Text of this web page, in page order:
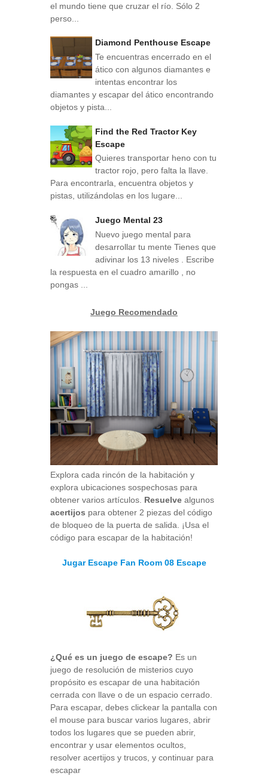
el mundo tiene que cruzar el río. Sólo 2
perso...
Diamond Penthouse Escape
Te encuentras encerrado en el
ático con algunos diamantes e
intentas encontrar los
diamantes y escapar del ático encontrando
objetos y pista...
Find the Red Tractor Key
Escape
Quieres transportar heno con tu
tractor rojo, pero falta la llave.
Para encontrarla, encuentra objetos y
pistas, utilizándolas en los lugare...
Juego Mental 23
Nuevo juego mental para
desarrollar tu mente Tienes que
adivinar los 13 niveles . Escribe
la respuesta en el cuadro amarillo , no
pongas ...
Juego Recomendado
Explora cada rincón de la habitación y
explora ubicaciones sospechosas para
obtener varios artículos. Resuelve algunos
acertijos para obtener 2 piezas del código
de bloqueo de la puerta de salida. ¡Usa el
código para escapar de la habitación!
Jugar Escape Fan Room 08 Escape
¿Qué es un juego de escape? Es un
juego de resolución de misterios cuyo
propósito es escapar de una habitación
cerrada con llave o de un espacio cerrado.
Para escapar, debes clickear la pantalla con
el mouse para buscar varios lugares, abrir
todos los lugares que se pueden abrir,
encontrar y usar elementos ocultos,
resolver acertijos y trucos, y continuar para
escapar